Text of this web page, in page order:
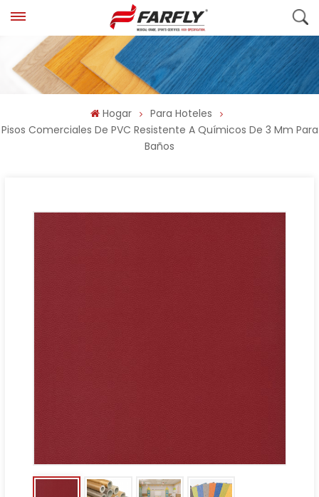
Hogar
Para Hoteles
Pisos Comerciales De PVC Resistente A Químicos De 3 Mm Para
Baños